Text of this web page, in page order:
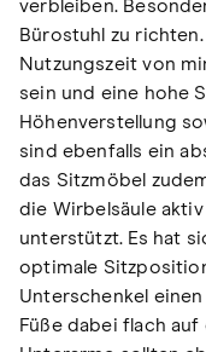
verbleiben.
Bürostuhl zu
Nutzungszeit von
sein und eine hohe
Höhenverstellung
sind ebenfalls ein
das Sitzmöbel
die Wirbelsäule
unterstützt. Es hat
optimale
Unterschenkel
Füße dabei flach